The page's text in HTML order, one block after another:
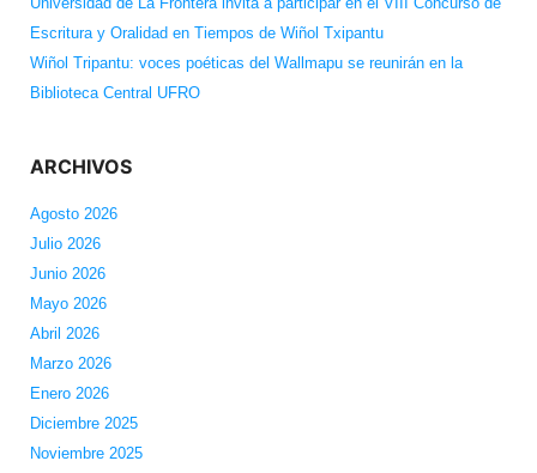
Escritura y Oralidad en Tiempos de Wiñol Txipantu
Wiñol Tripantu: voces poéticas del Wallmapu se reunirán en la
Biblioteca Central UFRO
ARCHIVOS
Agosto 2026
Julio 2026
Junio 2026
Mayo 2026
Abril 2026
Marzo 2026
Enero 2026
Diciembre 2025
Noviembre 2025